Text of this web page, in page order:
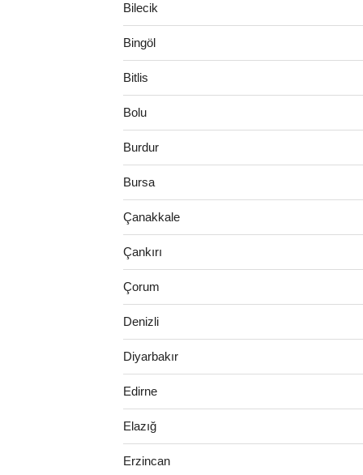
Bilecik
Bingöl
Bitlis
Bolu
Burdur
Bursa
Çanakkale
Çankırı
Çorum
Denizli
Diyarbakır
Edirne
Elazığ
Erzincan